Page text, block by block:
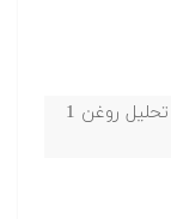
پايش وضعيت موتور ديزل با تحليل روغن 1